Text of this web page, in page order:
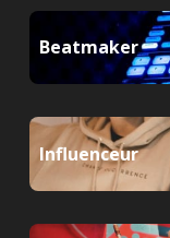
Beatmaker
Influenceur